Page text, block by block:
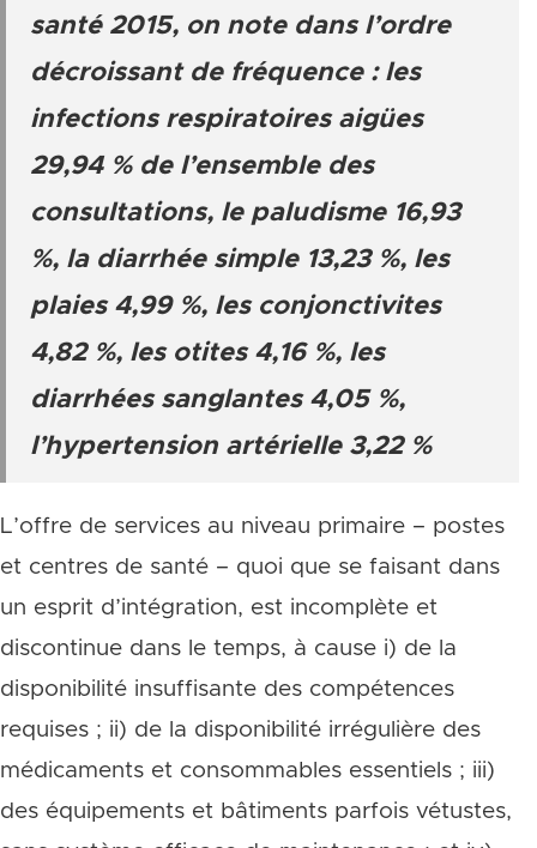
santé 2015, on note dans l’ordre
décroissant de fréquence : les
infections respiratoires aigües
29,94 % de l’ensemble des
consultations, le paludisme 16,93
%, la diarrhée simple 13,23 %, les
plaies 4,99 %, les conjonctivites
4,82 %, les otites 4,16 %, les
diarrhées sanglantes 4,05 %,
l’hypertension artérielle 3,22 %
L’offre de services au niveau primaire – postes
et centres de santé – quoi que se faisant dans
un esprit d’intégration, est incomplète et
discontinue dans le temps, à cause i) de la
disponibilité insuffisante des compétences
requises ; ii) de la disponibilité irrégulière des
médicaments et consommables essentiels ; iii)
des équipements et bâtiments parfois vétustes,